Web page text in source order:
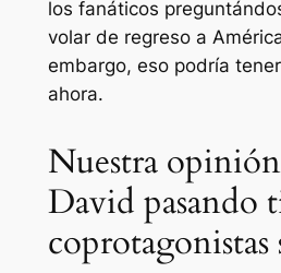
los fanáticos
volar de regreso a
embargo, eso podría
ahora.
Nuestra
David pasando